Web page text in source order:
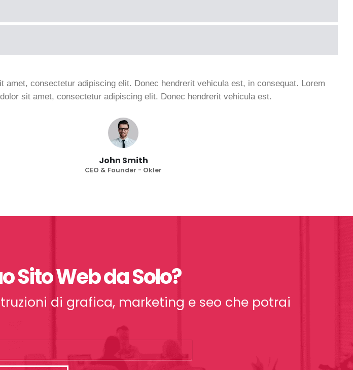
amet, consectetur adipiscing elit. Donec hendrerit vehicula est, in consequat. Lorem
sit amet, consectetur adipiscing elit. Donec hendrerit vehicula est.
John Smith
CEO & Founder - Okler
Sito Web da Solo?
di grafica, marketing e seo che potrai